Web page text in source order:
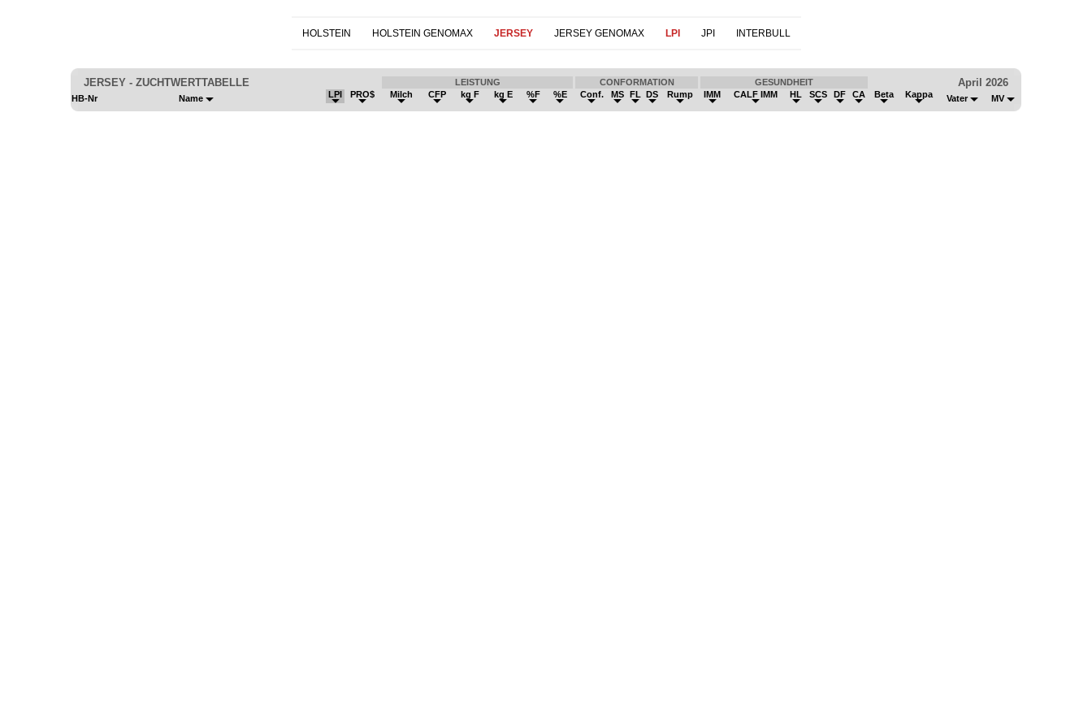
HOLSTEIN HOLSTEIN GENOMAX JERSEY JERSEY GENOMAX LPI JPI INTERBULL
JERSEY - ZUCHTWERTTABELLE LEISTUNG CONFORMATION GESUNDHEIT April 2026
HB-Nr Name LPI PRO$ Milch CFP kg F kg E %F %E Conf. MS FL DS Rump IMM CALF IMM HL SCS DF CA Beta Kappa Vater MV